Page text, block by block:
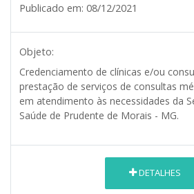
Publicado em: 08/12/2021
Objeto:
Credenciamento de clínicas e/ou
prestação de serviços de consultas
em atendimento às necessidades da
Saúde de Prudente de Morais - MG.
DETALHES